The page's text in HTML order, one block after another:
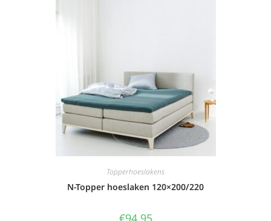
Topperhoeslakens
N-Topper hoeslaken 120×200/220
€94,95